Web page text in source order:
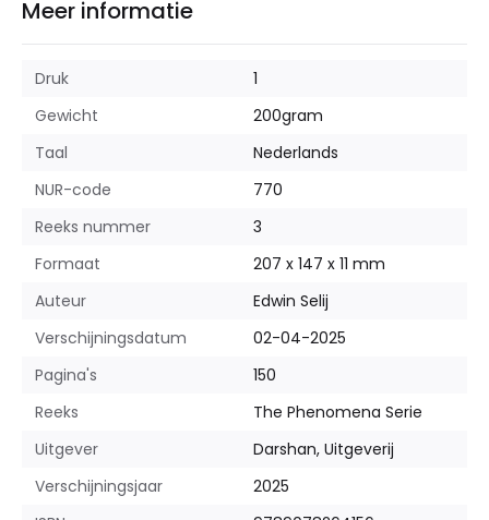
Meer informatie
Druk
1
Gewicht
200gram
Taal
Nederlands
NUR-code
770
Reeks nummer
3
Formaat
207 x 147 x 11 mm
Auteur
Edwin Selij
Verschijningsdatum
02-04-2025
Pagina's
150
Reeks
The Phenomena Serie
Uitgever
Darshan, Uitgeverij
Verschijningsjaar
2025